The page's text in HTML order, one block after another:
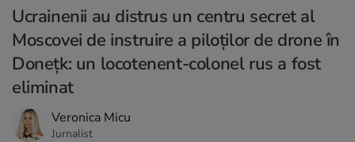
Ucrainenii au distrus un centru secret al
Moscovei de instruire a piloților de drone în
Donețk: un locotenent-colonel rus a fost
eliminat
Veronica Micu
Jurnalist